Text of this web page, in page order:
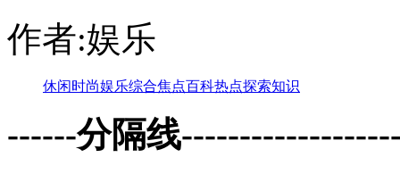
作者:娱乐
休闲时尚娱乐综合焦点百科热点探索知识
------分隔线